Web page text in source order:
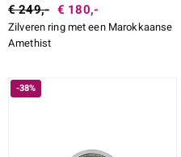
€ 249,- € 180,-
Zilveren ring met een Marokkaanse
Amethist
-38%